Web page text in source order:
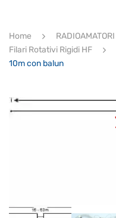
ULTIMI ARRIVI
Ricerca
prodotti
Home RADIOAMATORI
Filari Rotativi Rigidi HF
10m con balun